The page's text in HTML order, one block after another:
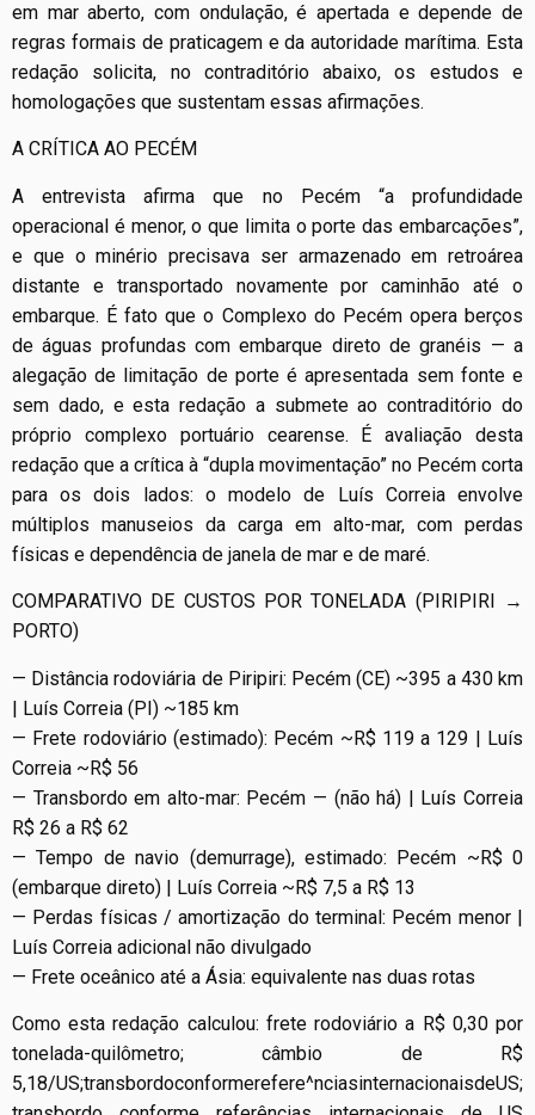
em mar aberto, com ondulação, é apertada e depende de
regras formais de praticagem e da autoridade marítima. Esta
redação solicita, no contraditório abaixo, os estudos e
homologações que sustentam essas afirmações.
A CRÍTICA AO PECÉM
A entrevista afirma que no Pecém “a profundidade
operacional é menor, o que limita o porte das embarcações”,
e que o minério precisava ser armazenado em retroárea
distante e transportado novamente por caminhão até o
embarque. É fato que o Complexo do Pecém opera berços
de águas profundas com embarque direto de granéis — a
alegação de limitação de porte é apresentada sem fonte e
sem dado, e esta redação a submete ao contraditório do
próprio complexo portuário cearense. É avaliação desta
redação que a crítica à “dupla movimentação” no Pecém corta
para os dois lados: o modelo de Luís Correia envolve
múltiplos manuseios da carga em alto-mar, com perdas
físicas e dependência de janela de mar e de maré.
COMPARATIVO DE CUSTOS POR TONELADA (PIRIPIRI →
PORTO)
— Distância rodoviária de Piripiri: Pecém (CE) ~395 a 430 km
| Luís Correia (PI) ~185 km
— Frete rodoviário (estimado): Pecém ~R$ 119 a 129 | Luís
Correia ~R$ 56
— Transbordo em alto-mar: Pecém — (não há) | Luís Correia
R$ 26 a R$ 62
— Tempo de navio (demurrage), estimado: Pecém ~R$ 0
(embarque direto) | Luís Correia ~R$ 7,5 a R$ 13
— Perdas físicas / amortização do terminal: Pecém menor |
Luís Correia adicional não divulgado
— Frete oceânico até a Ásia: equivalente nas duas rotas
Como esta redação calculou: frete rodoviário a R$ 0,30 por
tonelada-quilômetro; câmbio de R$
5,18/US;transbordoconformerefere^nciasinternacionaisdeUS;